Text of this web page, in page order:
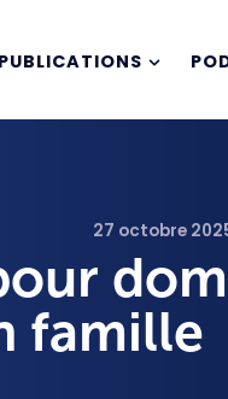
PUBLICATIONS
27 octobre
famille